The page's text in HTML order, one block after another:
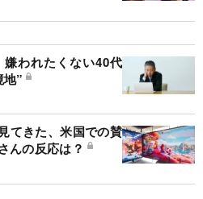
嫌われたくない40代
”
てきた、米国での賛
んの反応は？